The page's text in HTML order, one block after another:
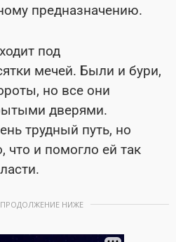
предназначению.
под
мечей. Были и бури,
но все они
дверями.
трудный путь, но
что и помогло ей так
ПРОДОЛЖЕНИЕ НИЖЕ